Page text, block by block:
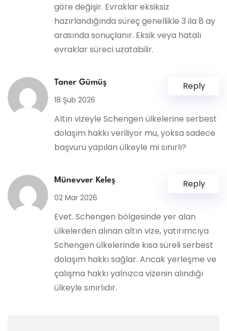
göre değişir. Evraklar eksiksiz
hazırlandığında süreç genellikle 3 ila 8 ay
arasında sonuçlanır. Eksik veya hatalı
evraklar süreci uzatabilir.
Taner Gümüş
18 Şub 2026
Altın vizeyle Schengen ülkelerine serbest
dolaşım hakkı veriliyor mu, yoksa sadece
başvuru yapılan ülkeyle mi sınırlı?
Reply
Münevver Keleş
02 Mar 2026
Evet. Schengen bölgesinde yer alan
ülkelerden alınan altın vize, yatırımcıya
Schengen ülkelerinde kısa süreli serbest
dolaşım hakkı sağlar. Ancak yerleşme ve
çalışma hakkı yalnızca vizenin alındığı
ülkeyle sınırlıdır.
Reply